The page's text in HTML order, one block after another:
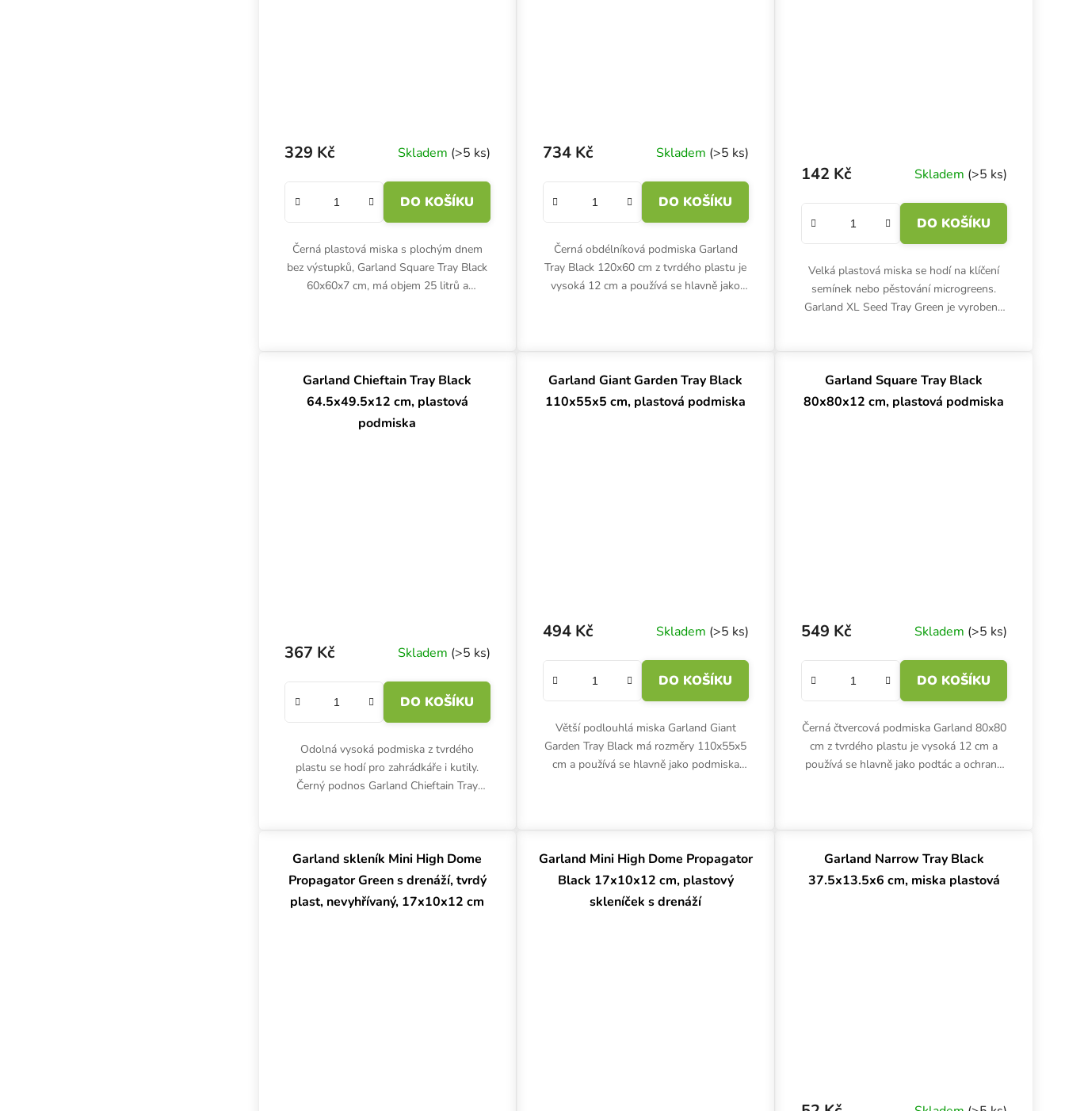
Skladem (>5 ks)
329 Kč
DO KOŠÍKU
Černá plastová miska s plochým dnem
bez výstupků, Garland Square Tray Black
60x60x7 cm, má objem 25 litrů a
Skladem (>5 ks)
734 Kč
DO KOŠÍKU
Černá obdélníková podmiska Garland
Tray Black 120x60 cm z tvrdého plastu je
vysoká 12 cm a používá se hlavně jako
Skladem (>5 ks)
142 Kč
DO KOŠÍKU
Velká plastová miska se hodí na klíčení
semínek nebo pěstování microgreens.
Garland XL Seed Tray Green je vyrobena
Garland Chieftain Tray Black
64.5x49.5x12 cm, plastová
podmiska
Skladem (>5 ks)
367 Kč
DO KOŠÍKU
Odolná vysoká podmiska z tvrdého
plastu se hodí pro zahrádkáře i kutily.
Černý podnos Garland Chieftain Tray
Garland Giant Garden Tray Black
110x55x5 cm, plastová podmiska
Skladem (>5 ks)
494 Kč
DO KOŠÍKU
Větší podlouhlá miska Garland Giant
Garden Tray Black má rozměry 110x55x5
cm a používá se hlavně jako podmiska
Garland Square Tray Black
80x80x12 cm, plastová podmiska
Skladem (>5 ks)
549 Kč
DO KOŠÍKU
Černá čtvercová podmiska Garland 80x80
cm z tvrdého plastu je vysoká 12 cm a
používá se hlavně jako podtác a ochrana
Garland skleník Mini High Dome
Propagator Green s drenáží, tvrdý
plast, nevyhřívaný, 17x10x12 cm
Garland Mini High Dome Propagator
Black 17x10x12 cm, plastový
skleníček s drenáží
Garland Narrow Tray Black
37.5x13.5x6 cm, miska plastová